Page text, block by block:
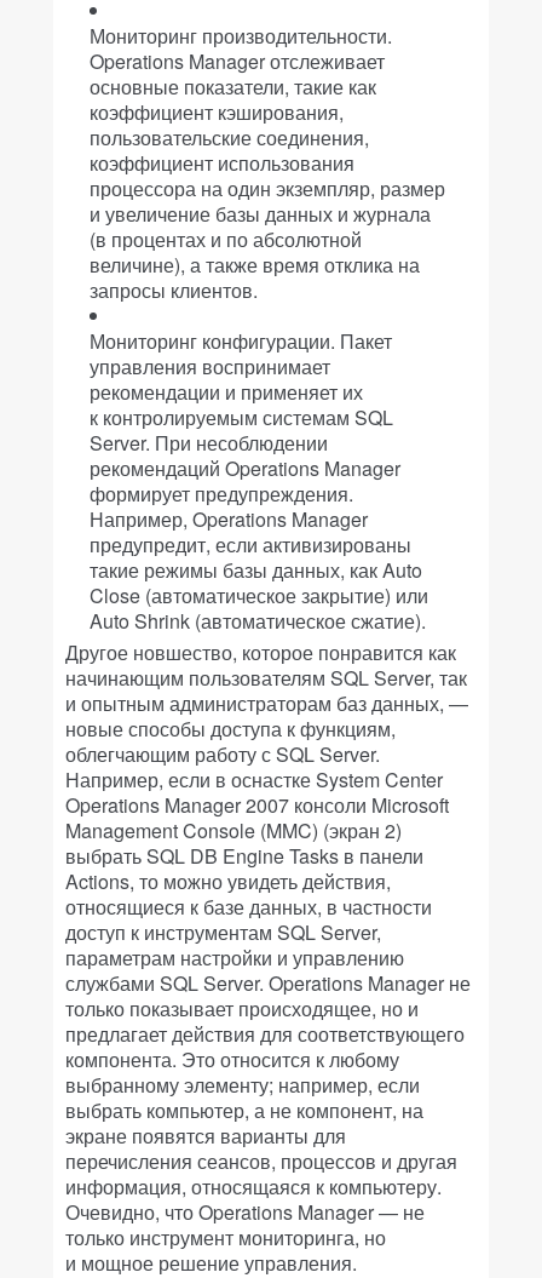
Мониторинг производительности.
Operations Manager отслеживает
основные показатели, такие как
коэффициент кэширования,
пользовательские соединения,
коэффициент использования
процессора на один экземпляр, размер
и увеличение базы данных и журнала
(в процентах и по абсолютной
величине), а также время отклика на
запросы клиентов.
Мониторинг конфигурации. Пакет
управления воспринимает
рекомендации и применяет их
к контролируемым системам SQL
Server. При несоблюдении
рекомендаций Operations Manager
формирует предупреждения.
Например, Operations Manager
предупредит, если активизированы
такие режимы базы данных, как Auto
Close (автоматическое закрытие) или
Auto Shrink (автоматическое сжатие).
Другое новшество, которое понравится как
начинающим пользователям SQL Server, так
и опытным администраторам баз данных, —
новые способы доступа к функциям,
облегчающим работу с SQL Server.
Например, если в оснастке System Center
Operations Manager 2007 консоли Microsoft
Management Console (MMC) (экран 2)
выбрать SQL DB Engine Tasks в панели
Actions, то можно увидеть действия,
относящиеся к базе данных, в частности
доступ к инструментам SQL Server,
параметрам настройки и управлению
службами SQL Server. Operations Manager не
только показывает происходящее, но и
предлагает действия для соответствующего
компонента. Это относится к любому
выбранному элементу; например, если
выбрать компьютер, а не компонент, на
экране появятся варианты для
перечисления сеансов, процессов и другая
информация, относящаяся к компьютеру.
Очевидно, что Operations Manager — не
только инструмент мониторинга, но
и мощное решение управления.